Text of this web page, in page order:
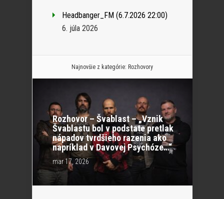
Headbanger_FM (6.7.2026 22:00)
6. júla 2026
Najnovšie z kategórie: Rozhovory
Rozhovor – Švablast – „Vznik
Švablastu bol v podstate pretlak
nápadov tvrdšieho razenia ako
napríklad v Davovej Psychóze…“
mar 17, 2026